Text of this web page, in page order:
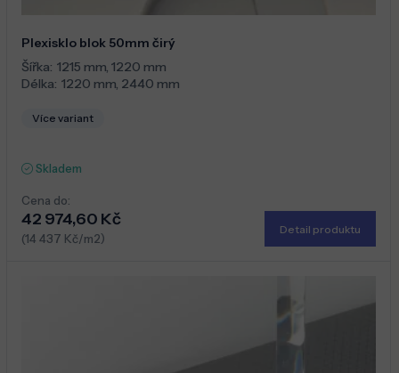
Plexisklo blok 50mm čirý
Šířka: 1215 mm, 1220 mm
Délka: 1220 mm, 2440 mm
Více variant
Skladem
Cena do:
42 974,60 Kč
(14 437 Kč/m2)
Detail produktu